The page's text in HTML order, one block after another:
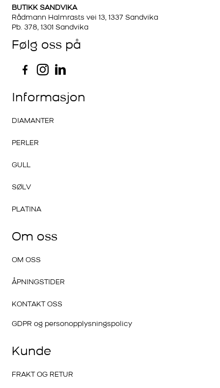
BUTIKK SANDVIKA
Rådmann Halmrasts vei 13, 1337 Sandvika
Pb. 378, 1301 Sandvika
Følg oss på
Informasjon
DIAMANTER
PERLER
GULL
SØLV
PLATINA
Om oss
OM OSS
ÅPNINGSTIDER
KONTAKT OSS
GDPR og personopplysningspolicy
Kunde
FRAKT OG RETUR